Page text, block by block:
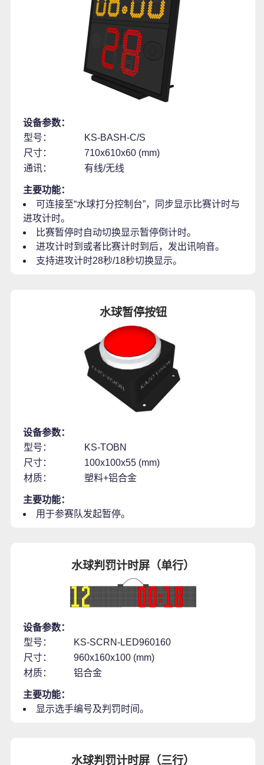
设备参数：
型号：
KS-BASH-C/S
尺寸：
710x610x60 (mm)
通讯：
有线/无线
主要功能：
可连接至“水球打分控制台”，同步显示比赛计时与
进攻计时。
比赛暂停时自动切换显示暂停倒计时。
进攻计时到或者比赛计时到后，发出讯响音。
支持进攻计时28秒/18秒切换显示。
水球暂停按钮
设备参数：
型号：
KS-TOBN
尺寸：
100x100x55 (mm)
材质：
塑料+铝合金
主要功能：
用于参赛队发起暂停。
水球判罚计时屏（单行）
设备参数：
型号：
KS-SCRN-LED960160
尺寸：
960x160x100 (mm)
材质：
铝合金
主要功能：
显示选手编号及判罚时间。
水球判罚计时屏（三行）